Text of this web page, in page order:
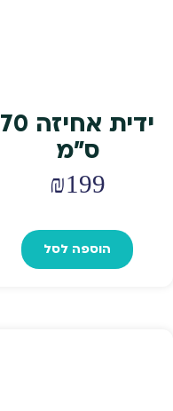
ידית אחיזה 70
ס"מ
₪199
הוספה לסל